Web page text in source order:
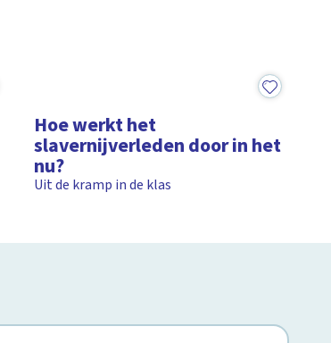
Hoe werkt het
slavernijverleden door in het
nu?
Uit de kramp in de klas